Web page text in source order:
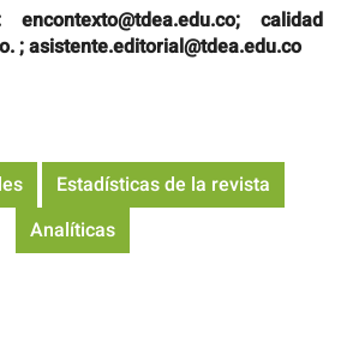
calidad
; asistente.editorial@tdea.edu.co
Estadísticas de la revista
Analíticas